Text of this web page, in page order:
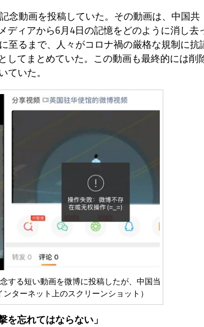
念動画を投稿していた。その動画は、中国共
ィアから6月4日の記憶をどのように消し去
至るまで、人々がコロナ禍の厳格な規制に抗
してまとめていた。この動画も最終的には削
いた。
する短い動画を微博に投稿したが、中国当
ターネット上のスクリーンショット）
忘れてはならない」